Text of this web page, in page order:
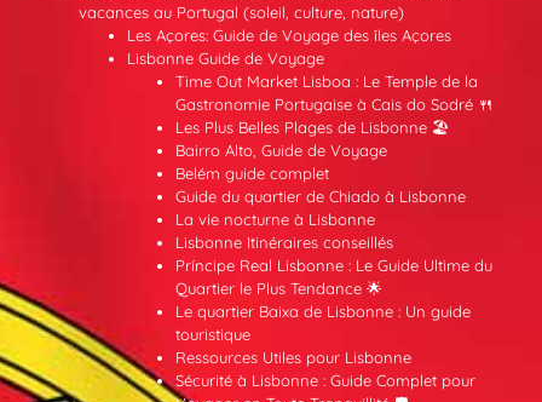
vacances au Portugal (soleil, culture, nature)
Les Açores: Guide de Voyage des îles Açores
Lisbonne Guide de Voyage
Time Out Market Lisboa : Le Temple de la
Gastronomie Portugaise à Cais do Sodré 🍴
Les Plus Belles Plages de Lisbonne 🏖️
Bairro Alto, Guide de Voyage
Belém guide complet
Guide du quartier de Chiado à Lisbonne
La vie nocturne à Lisbonne
Lisbonne Itinéraires conseillés
Príncipe Real Lisbonne : Le Guide Ultime du
Quartier le Plus Tendance 🌟
Le quartier Baixa de Lisbonne : Un guide
touristique
Ressources Utiles pour Lisbonne
Sécurité à Lisbonne : Guide Complet pour